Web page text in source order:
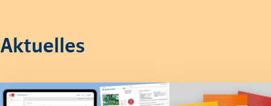
Aktuelles